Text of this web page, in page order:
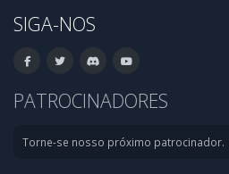
SIGA-NOS
PATROCINADORES
Torne-se nosso próximo patrocinador.